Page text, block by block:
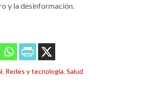
y la desinformación.
, Redes y tecnología, Salud